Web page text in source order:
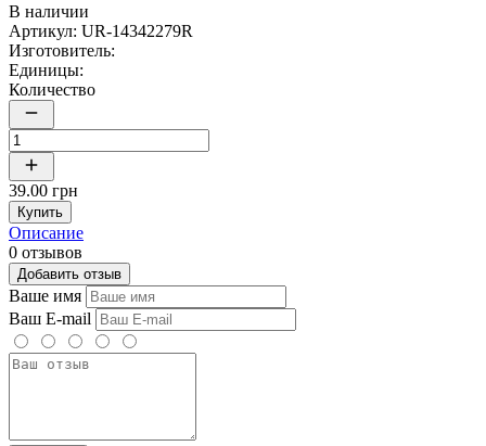
В наличии
Артикул: UR-14342279R
Изготовитель:
Единицы:
Количество
39.00 грн
Купить
Описание
0 отзывов
Добавить отзыв
Ваше имя
Ваш E-mail